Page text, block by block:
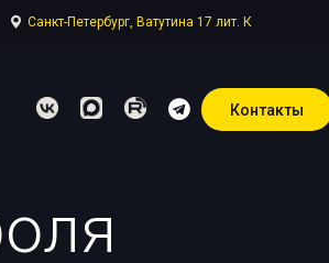
Санкт-Петербург, Ватутина 17 лит. К
Контакты